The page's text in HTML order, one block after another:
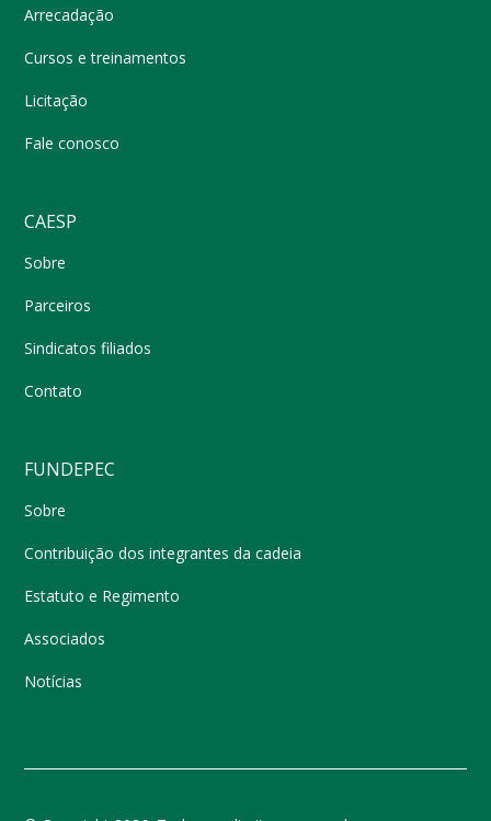
Arrecadação
Cursos e treinamentos
Licitação
Fale conosco
CAESP
Sobre
Parceiros
Sindicatos filiados
Contato
FUNDEPEC
Sobre
Contribuição dos integrantes da cadeia
Estatuto e Regimento
Associados
Notícias